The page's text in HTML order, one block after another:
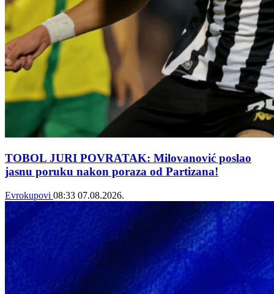
TOBOL JURI POVRATAK: Milovanović poslao
jasnu poruku nakon poraza od Partizana!
Evrokupovi 08:33 07.08.2026.